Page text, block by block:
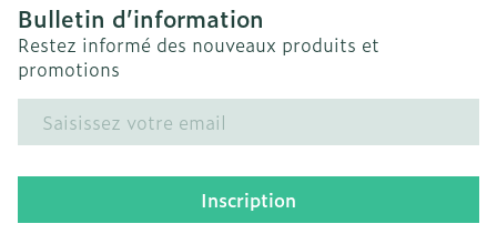
Bulletin d’information
Restez informé des nouveaux produits et
promotions
Adresse mail
Inscription